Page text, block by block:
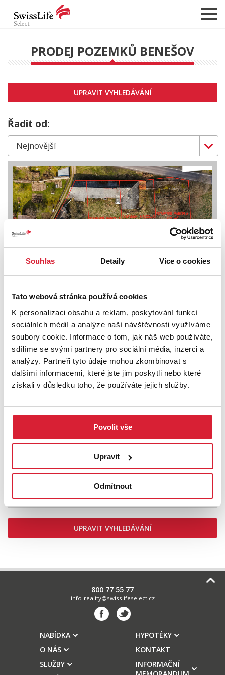
Souhlas Detaily Více o cookies
Tato webová stránka používá cookies
K personalizaci obsahu a reklam, poskytování funkcí
sociálních médií a analýze naší návštěvnosti využíváme
soubory cookie. Informace o tom, jak náš web používáte,
sdílíme se svými partnery pro sociální média, inzerci a
analýzy. Partneři tyto údaje mohou zkombinovat s
dalšími informacemi, které jste jim poskytli nebo které
získali v důsledku toho, že používáte jejich služby.
Povolit vše
Upravit
Odmítnout
NABÍDKA NEMOVITOSTÍ
CHCI PRODAT / PRONAJMOUT
HLÍDAT NOVÉ NABÍDKY
CHCI OCENIT NEMOVITOST
O NÁS
REFERENCE
SLUŽBY
KARIÉRA
FINANCOVÁNÍ / HYPOTÉKA
PRODEJ POZEMKŮ BENEŠOV
UPRAVIT VYHLEDÁVÁNÍ
Řadit od:
Vrchotovy Janovice
Info o ceně u RK
Sleva
Prodej stavebního pozemku 1442 m2,
Struhařov
2 990 000 Kč
UPRAVIT VYHLEDÁVÁNÍ
800 77 55 77
info-reality@swisslifeselect.cz
NABÍDKA
O NÁS
SLUŽBY
HYPOTÉKY
KONTAKT
INFORMAČNÍ